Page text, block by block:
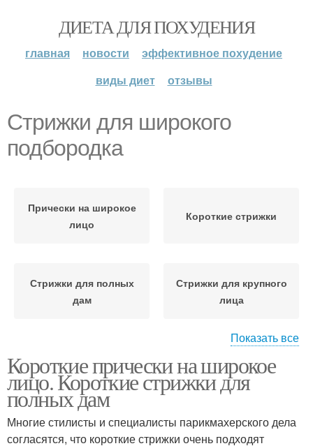
ДИЕТА ДЛЯ ПОХУДЕНИЯ
главная новости
эффективное похудение
виды диет
отзывы
Стрижки для широкого
подбородка
Прически на широкое
лицо
Короткие стрижки
Стрижки для полных
дам
Стрижки для крупного
лица
Подходящие стрижки Женские стрижки
Стрижки для круглого
Стрижки для широкого
Показать все
Короткие прически на широкое
лицо. Короткие стрижки для
полных дам
Многие стилисты и специалисты парикмахерского дела
согласятся, что короткие стрижки очень подходят